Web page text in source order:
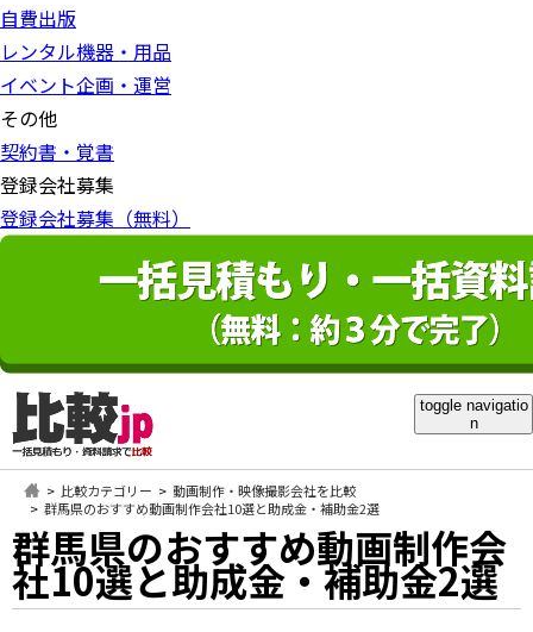
自費出版
レンタル機器・用品
イベント企画・運営
その他
契約書・覚書
登録会社募集
登録会社募集（無料）
toggle navigatio
n
比較カテゴリー
動画制作・映像撮影会社を比較
群馬県のおすすめ動画制作会社10選と助成金・補助金2選
群馬県のおすすめ動画制作会
社10選と助成金・補助金2選